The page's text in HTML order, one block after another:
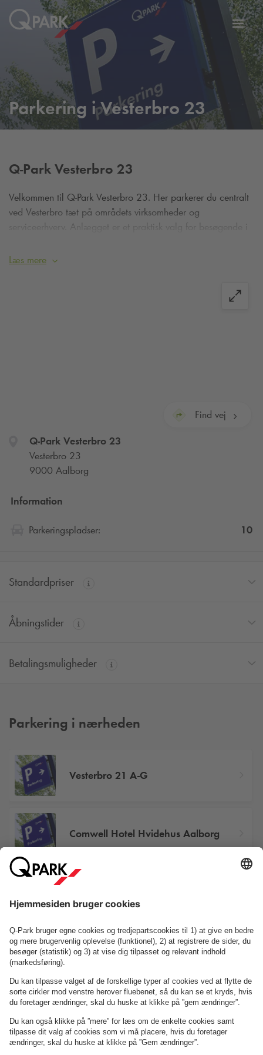
Slå
til
Parkering i Vesterbro 23
Q-Park Vesterbro 23
Velkommen til Q-Park Vesterbro 23. Her parkerer du centralt
ved Vesterbro tæt på områdets virksomheder og
serviceerhverv. Anlægget er et praktisk valg for besøgende i
Læs mere
Find vej
Q-ParkVesterbro 23
Vesterbro 23
9000 Aalborg
Information
Parkeringspladser: 10
Standardpriser
Åbningstider
Betalingsmuligheder
Parkering i nærheden
Vesterbro 21 A-G
Comwell Hotel Hvidehus Aalborg
Se P-anlæg på kortet
OmQ-Park
Erhverv